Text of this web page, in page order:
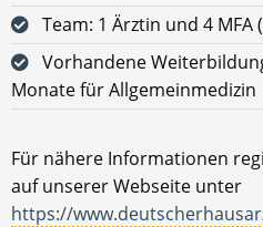
Team: 1 Ärztin und 4 MFA
Vorhandene
Monate für Allgemeinmedizin
Für nähere Informationen
auf unserer Webseite unter
https://